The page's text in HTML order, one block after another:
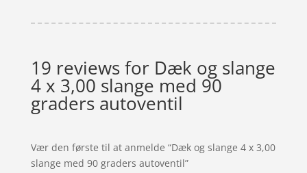
19 reviews for Dæk og slange
4 x 3,00 slange med 90
graders autoventil
Vær den første til at anmelde “Dæk og slange 4 x 3,00
slange med 90 graders autoventil”